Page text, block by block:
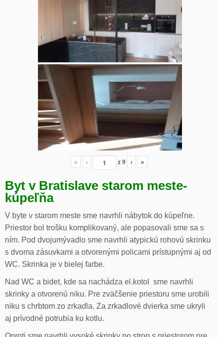
« ‹ z9 › »
Byt v Bratislave starom meste-
kúpeľňa
V byte v starom meste sme navrhli nábytok do kúpeľne.
Priestor bol trošku komplikovaný, ale popasovali sme sa s
ním. Pod dvojumývadlo sme navrhli atypickú rohovú skrinku
s dvoma zásuvkami a otvorenými policami prístupnými aj od
WC. Skrinka je v bielej farbe.
Nad WC a bidet, kde sa nachádza el.kotol sme navrhli
skrinky a otvorenú niku. Pre zväčšenie priestoru sme urobili
niku s chrbtom zo zrkadla. Za zrkadlové dvierka sme ukryli
aj prívodné potrubia ku kotlu.